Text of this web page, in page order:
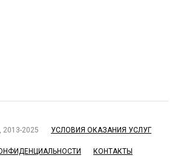
2013-2025 УСЛОВИЯ ОКАЗАНИЯ УСЛУГ
КОНТАКТЫ